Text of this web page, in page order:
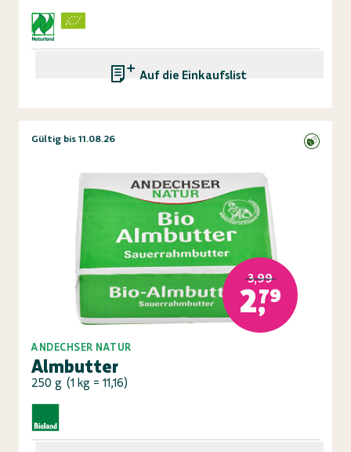
Auf die Einkaufsliste
Gültig bis 11.08.26
3,99
2,79
ANDECHSER NATUR
Almbutter
250 g (1 kg = 11,16)